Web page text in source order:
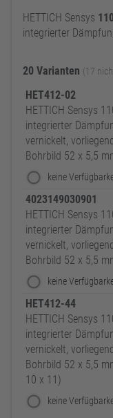
HETTICH Sensys
integrierter
20 Varianten (17
HET412-02
HETTICH Sensys
integrierter
vernickelt,
Bohrbild 52 x 5,5
keine
4023149030901
HETTICH Sensys
integrierter
vernickelt,
Bohrbild 52 x 5,5
keine
HET412-44
HETTICH Sensys
integrierter
vernickelt,
Bohrbild 52 x 5,5
10 x 11)
keine